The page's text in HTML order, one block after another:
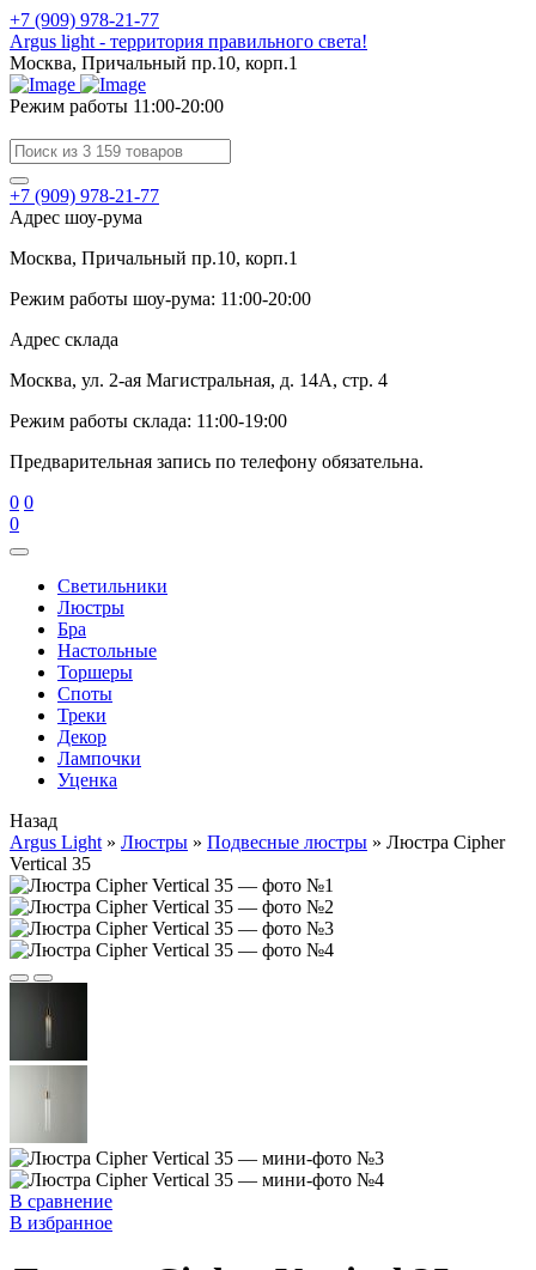
+7 (909) 978-21-77
Argus light - территория правильного света!
Москва, Причальный пр.10, корп.1
Режим работы 11:00-20:00
+7 (909) 978-21-77
Адрес шоу-рума
Москва, Причальный пр.10, корп.1
Режим работы шоу-рума: 11:00-20:00
Адрес склада
Москва, ул. 2-ая Магистральная, д. 14А, стр. 4
Режим работы склада: 11:00-19:00
Предварительная запись по телефону обязательна.
0 0
0
Cветильники
Люстры
Бра
Настольные
Торшеры
Споты
Треки
Декор
Лампочки
Уценка
Назад
Argus Light » Люстры » Подвесные люстры » Люстра Cipher
Vertical 35
В сравнение
В избранное